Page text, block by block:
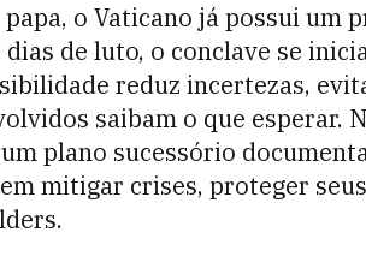
o Vaticano já possui um
de luto, o conclave se
reduz incertezas,
saibam o que esperar.
plano sucessório
mitigar crises, proteger